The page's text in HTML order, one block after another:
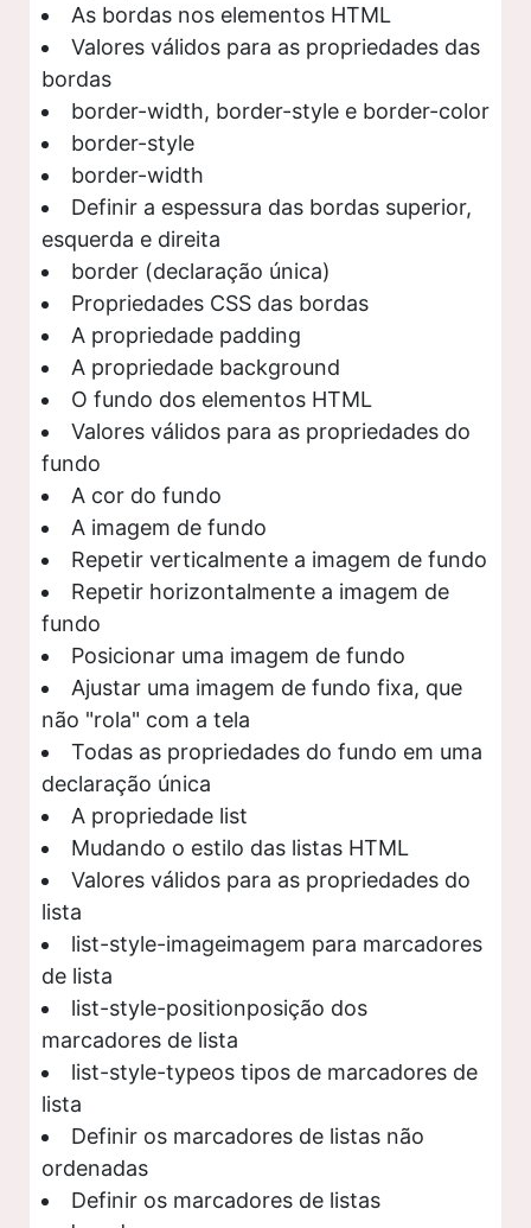
As bordas nos elementos HTML
Valores válidos para as propriedades das
bordas
border-width, border-style e border-color
border-style
border-width
Definir a espessura das bordas superior,
esquerda e direita
border (declaração única)
Propriedades CSS das bordas
A propriedade padding
A propriedade background
O fundo dos elementos HTML
Valores válidos para as propriedades do
fundo
A cor do fundo
A imagem de fundo
Repetir verticalmente a imagem de fundo
Repetir horizontalmente a imagem de
fundo
Posicionar uma imagem de fundo
Ajustar uma imagem de fundo fixa, que
não "rola" com a tela
Todas as propriedades do fundo em uma
declaração única
A propriedade list
Mudando o estilo das listas HTML
Valores válidos para as propriedades do
lista
list-style-imageimagem para marcadores
de lista
list-style-positionposição dos
marcadores de lista
list-style-typeos tipos de marcadores de
lista
Definir os marcadores de listas não
ordenadas
Definir os marcadores de listas